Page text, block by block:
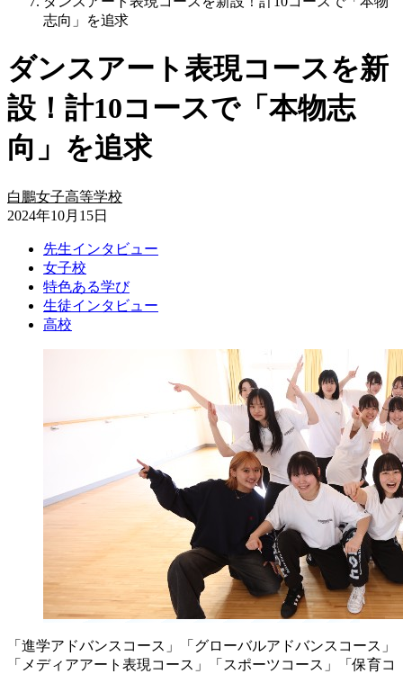
志向」を追求
ダンスアート表現コースを新
設！計10コースで「本物志
向」を追求
白鵬女子高等学校
2024年10月15日
先生インタビュー
女子校
特色ある学び
生徒インタビュー
高校
「進学アドバンスコース」「グローバルアドバンスコース」
「メディアアート表現コース」「スポーツコース」「保育コ